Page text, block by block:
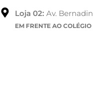
Loja 02: Av.
EM FRENTE AO